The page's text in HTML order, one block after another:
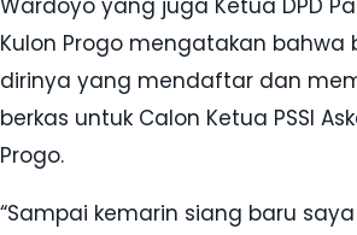
Wardoyo yang juga Ketua DPD
Kulon Progo mengatakan bahwa
dirinya yang mendaftar dan
berkas untuk Calon Ketua PSSI
Progo.
“Sampai kemarin siang baru